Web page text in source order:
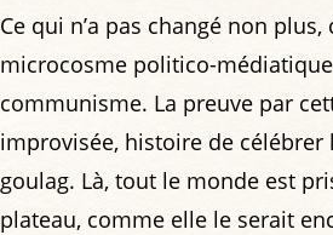
Ce qui n’a pas changé non plus,
microcosme politico-
communisme. La preuve par
improvisée, histoire de célébrer
goulag. Là, tout le monde est
plateau, comme elle le serait